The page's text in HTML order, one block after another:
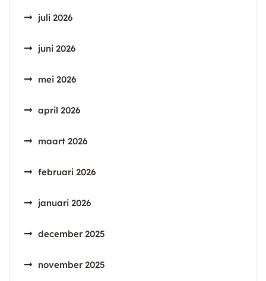
juli 2026
juni 2026
mei 2026
april 2026
maart 2026
februari 2026
januari 2026
december 2025
november 2025